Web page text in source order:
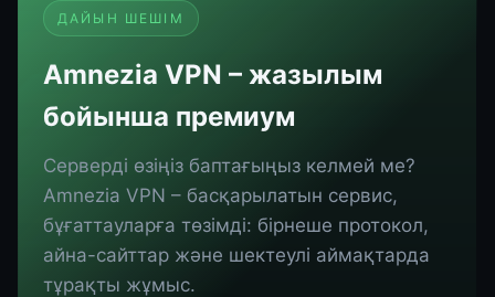
ДАЙЫН ШЕШІМ
Amnezia VPN – жазылым
бойынша премиум
Серверді өзіңіз баптағыңыз келмей ме?
Amnezia VPN – басқарылатын сервис,
бұғаттауларға төзімді: бірнеше протокол,
айна-сайттар және шектеулі аймақтарда
тұрақты жұмыс.